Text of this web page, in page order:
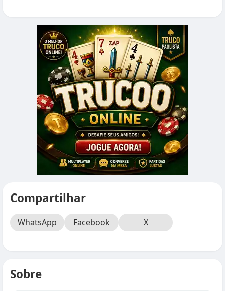
Compartilhar
WhatsApp Facebook X
Sobre